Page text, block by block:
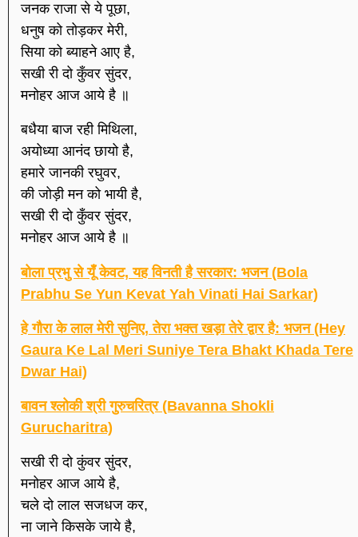
जनक राजा से ये पूछा,
धनुष को तोड़कर मेरी,
सिया को ब्याहने आए है,
सखी री दो कुँवर सुंदर,
मनोहर आज आये है ॥
बधैया बाज रही मिथिला,
अयोध्या आनंद छायो है,
हमारे जानकी रघुवर,
की जोड़ी मन को भायी है,
सखी री दो कुँवर सुंदर,
मनोहर आज आये है ॥
बोला प्रभु से यूँ केवट, यह विनती है सरकार: भजन (Bola
Prabhu Se Yun Kevat Yah Vinati Hai Sarkar)
हे गौरा के लाल मेरी सुनिए, तेरा भक्त खड़ा तेरे द्वार है: भजन (Hey
Gaura Ke Lal Meri Suniye Tera Bhakt Khada Tere
Dwar Hai)
बावन श्लोकी श्री गुरुचरित्र (Bavanna Shokli
Gurucharitra)
सखी री दो कुंवर सुंदर,
मनोहर आज आये है,
चले दो लाल सजधज कर,
ना जाने किसके जाये है,